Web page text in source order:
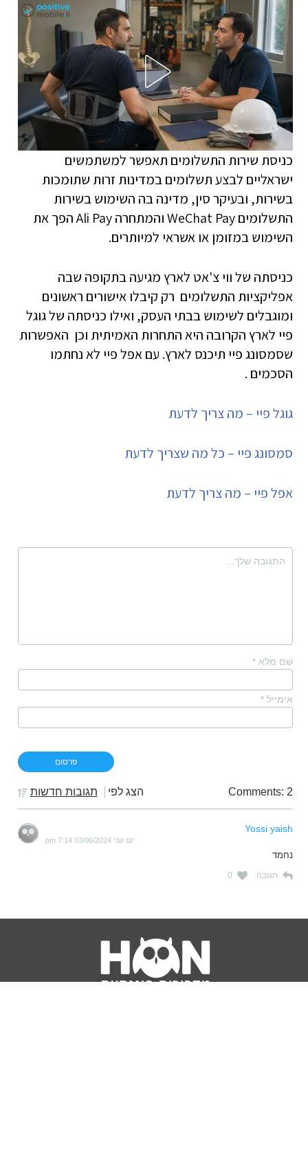
כניסת שירות התשלומים תאפשר למשתמשים
ישראליים לבצע תשלומים במדינות זרות שתומכות
בשירות, ובעיקר סין, מדינה בה השימוש בשירות
התשלומים WeChat Pay והמתחרה Ali Pay הפך את
השימוש במזומן או אשראי למיותרים.
כניסתה של ווי צ'אט לארץ מגיעה בתקופה שבה
אפליקציות התשלומים רק קיבלו אישורים ראשונים
ומוגבלים לשימוש בבתי העסק, ואילו כניסתה של גוגל
פיי לארץ הקרובה היא התחרות האמיתית וכן האפשרות
שסמסונג פיי תיכנס לארץ. עם אפל פיי לא נחתמו
הסכמים .
גוגל פיי – מה צריך לדעת
סמסונג פיי – כל מה שצריך לדעת
אפל פיי – מה צריך לדעת
שם מלא *
אימייל *
Comments: 2 הצג לפי תגובות חדשות
Yossi yaish
יום שני 03/06/2024 7:14 pm
נחמד
תגובה 0